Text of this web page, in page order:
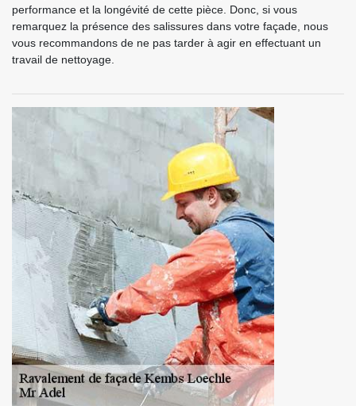
performance et la longévité de cette pièce. Donc, si vous
remarquez la présence des salissures dans votre façade, nous
vous recommandons de ne pas tarder à agir en effectuant un
travail de nettoyage.